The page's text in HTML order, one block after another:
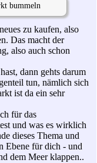
bummeln
zu kaufen, also
Das macht der
also auch schon
dann gehts darum
tun, nämlich sich
ist da ein sehr
für das
und was es wirklich
dieses Thema und
Ebene für dich - und
dem Meer klappen..